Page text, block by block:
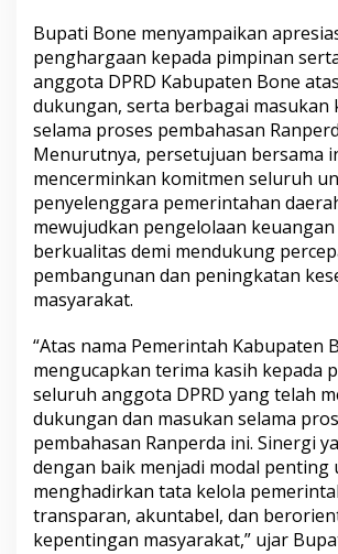
a
p
e
r
d
P
e
r
t
a
g
n
g
a
w
a
b
a
n
A
P
Bupati Bone menyampaikan
penghargaan kepada pimpinan
anggota DPRD Kabupaten Bone
dukungan, serta berbagai
selama proses pembahasan
Menurutnya, persetujuan bersama
mencerminkan komitmen seluruh
penyelenggara pemerintahan
mewujudkan pengelolaan
berkualitas demi mendukung
pembangunan dan peningkatan
masyarakat.
“Atas nama Pemerintah Kabupaten
mengucapkan terima kasih kepada
seluruh anggota DPRD yang telah
dukungan dan masukan selama
pembahasan Ranperda ini. Sinergi
dengan baik menjadi modal penting
menghadirkan tata kelola
transparan, akuntabel, dan
kepentingan masyarakat,” ujar